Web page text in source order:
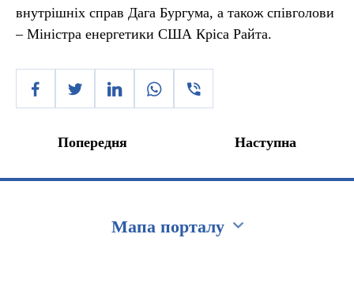
внутрішніх справ Дага Бургума, а також співголови
– Міністра енергетики США Кріса Райта.
Попередня Наступна
Мапа порталу